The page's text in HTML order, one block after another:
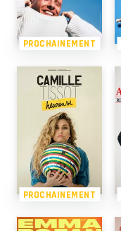
PROCHAINEMENT
PROCHAINEMENT